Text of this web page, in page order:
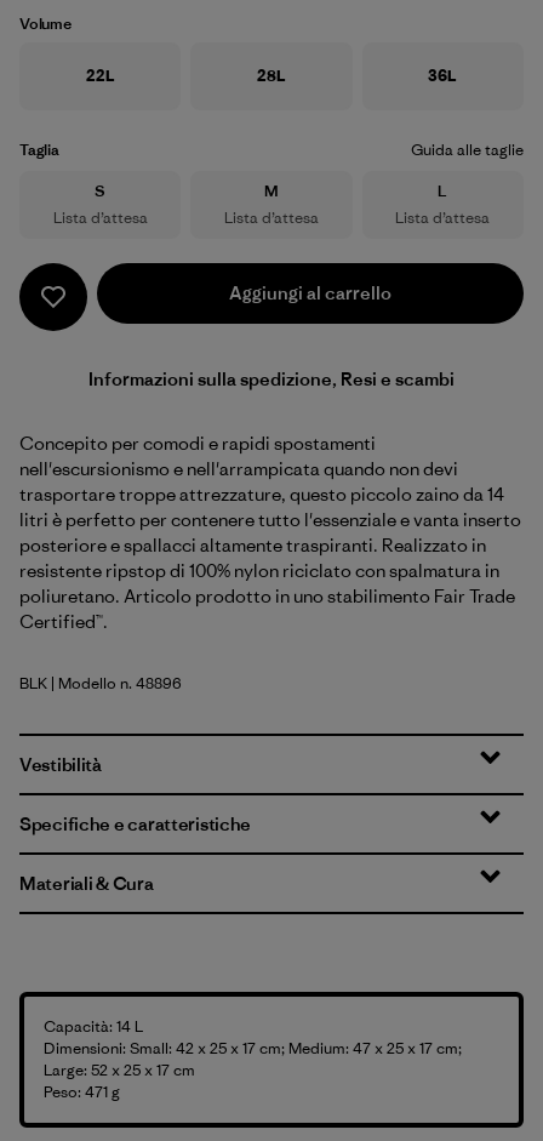
Volume
22L 28L 36L
Taglia
Guida alle taglie
Taglia
S
Lista d’attesa
Taglia
M
Lista d’attesa
Taglia
L
Lista d’attesa
Aggiungi al carrello
Informazioni sulla spedizione, Resi e scambi
Concepito per comodi e rapidi spostamenti
nell'escursionismo e nell'arrampicata quando non devi
trasportare troppe attrezzature, questo piccolo zaino da 14
litri è perfetto per contenere tutto l'essenziale e vanta inserto
posteriore e spallacci altamente traspiranti. Realizzato in
resistente ripstop di 100% nylon riciclato con spalmatura in
poliuretano. Articolo prodotto in uno stabilimento Fair Trade
Certified™.
Black
BLK | Modello n. 48896
Vestibilità
Specifiche e caratteristiche
Materiali & Cura
Capacità: 14 L
Dimensioni: Small: 42 x 25 x 17 cm; Medium: 47 x 25 x 17 cm;
Large: 52 x 25 x 17 cm
Peso: 471 g